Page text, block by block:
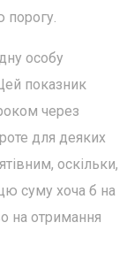
порогу.
особу
показник
через
для деяких
оскільки,
суму хоча б на
на отримання